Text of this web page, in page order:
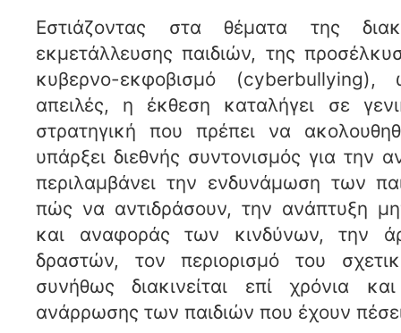
Εστιάζοντας στα θέματα της
εκμετάλλευσης παιδιών, της
κυβερνο-εκφοβισμό (cyberbullying),
απειλές, η έκθεση καταλήγει σε
στρατηγική που πρέπει να
υπάρξει διεθνής συντονισμός για την
περιλαμβάνει την ενδυνάμωση των
πώς να αντιδράσουν, την ανάπτυξη
και αναφοράς των κινδύνων, την
δραστών, τον περιορισμό του
συνήθως διακινείται επί χρόνια
ανάρρωσης των παιδιών που έχουν